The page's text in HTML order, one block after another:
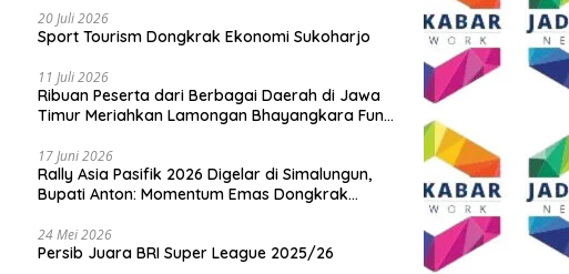
20 Juli 2026
Sport Tourism Dongkrak Ekonomi Sukoharjo
11 Juli 2026
Ribuan Peserta dari Berbagai Daerah di Jawa
Timur Meriahkan Lamongan Bhayangkara Fun
17 Juni 2026
Rally Asia Pasifik 2026 Digelar di Simalungun,
Bupati Anton: Momentum Emas Dongkrak
24 Mei 2026
Persib Juara BRI Super League 2025/26